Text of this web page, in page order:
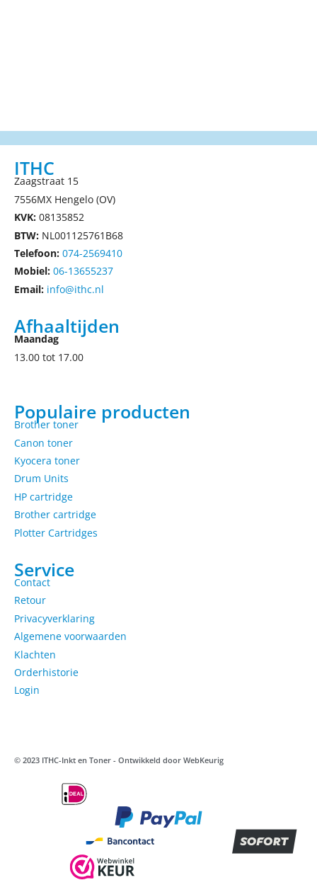
ITHC
Zaagstraat 15
7556MX Hengelo (OV)
KVK: 08135852
BTW: NL001125761B68
Telefoon: 074-2569410
Mobiel: 06-13655237
Email: info@ithc.nl
Afhaaltijden
Maandag
13.00 tot 17.00
Populaire producten
Brother toner
Canon toner
Kyocera toner
Drum Units
HP cartridge
Brother cartridge
Plotter Cartridges
Service
Contact
Retour
Privacyverklaring
Algemene voorwaarden
Klachten
Orderhistorie
Login
© 2023 ITHC-Inkt en Toner - Ontwikkeld door WebKeurig